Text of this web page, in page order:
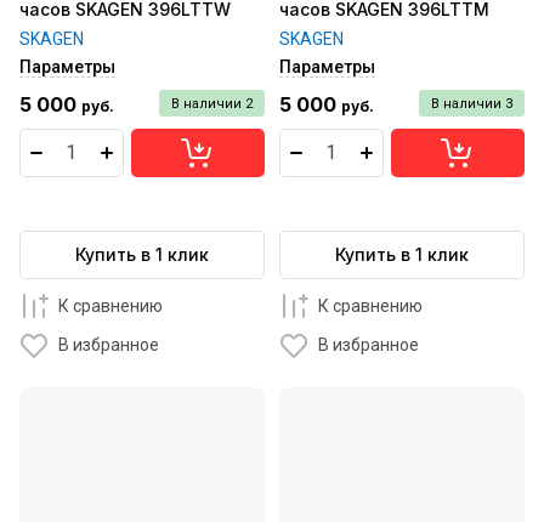
часов SKAGEN 396LTTW
SKAGEN
Параметры
В наличии 2
5 000 руб.
Купить в 1 клик
К сравнению
В избранное
часов SKAGEN 396LTTM
SKAGEN
Параметры
В наличии 3
5 000 руб.
Купить в 1 клик
К сравнению
В избранное